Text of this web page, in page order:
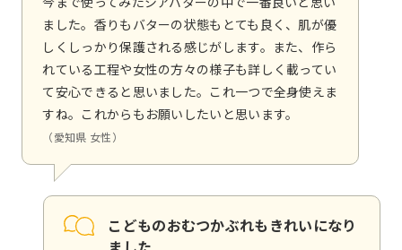
ました。香りもバターの状態もとても良く、肌が優
しくしっかり保護される感じがします。また、作ら
れている工程や女性の方々の様子も詳しく載ってい
て安心できると思いました。これ一つで全身使えま
すね。これからもお願いしたいと思います。
（愛知県 女性）
こどものおむつかぶれもきれいになり